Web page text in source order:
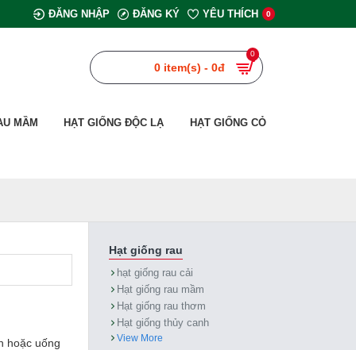
ĐĂNG NHẬP ĐĂNG KÝ YÊU THÍCH 0
0 item(s) - 0đ
0
MẦM HẠT GIỐNG ĐỘC LẠ HẠT GIỐNG CỎ
hoặc uống
Hạt giống rau
hạt giống rau cải
Hạt giống rau mầm
Hạt giống rau thơm
Hạt giống thủy canh
View More